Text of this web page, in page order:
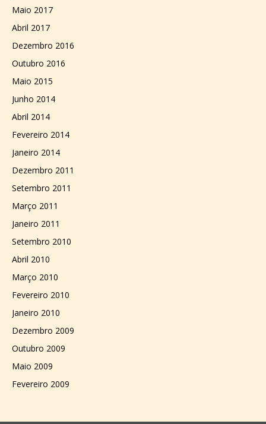
Maio 2017
Abril 2017
Dezembro 2016
Outubro 2016
Maio 2015
Junho 2014
Abril 2014
Fevereiro 2014
Janeiro 2014
Dezembro 2011
Setembro 2011
Março 2011
Janeiro 2011
Setembro 2010
Abril 2010
Março 2010
Fevereiro 2010
Janeiro 2010
Dezembro 2009
Outubro 2009
Maio 2009
Fevereiro 2009